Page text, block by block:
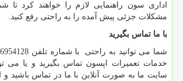
اداری سون راهنمایی لازم را خواهند کرد تا
مشکلات جزئی پیش آمده را به راحتی رفع کنید.
با ما تماس بگیرید
خدمات تعمیرات اپسون تماس بگیرید و یا می
سایت ما به صورت آنلاین با ما در تماس باشید